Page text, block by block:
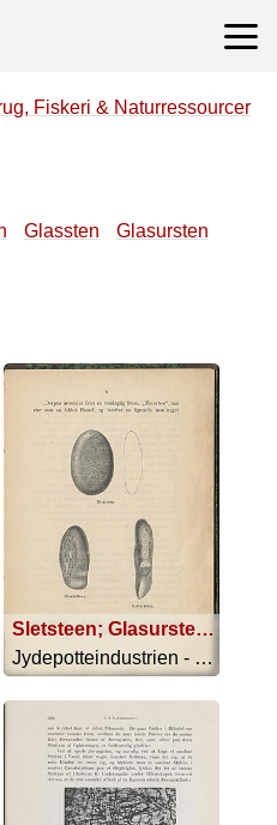
Fiskeri & Naturressourcer
Glassten
Glasursten
Sletsteen; Glasursteen
Jydepotteindustrien - 1881